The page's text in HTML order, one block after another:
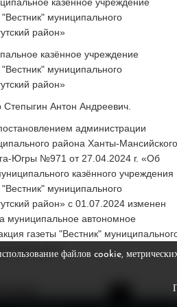
казённое учреждение
муниципального
район»
казённое учреждение
муниципального
район»
Степыгин Антон Андреевич.
администрации
района Ханты-Мансийского
Югры №971 от 27.04.2024 г. «Об
казённого учреждения
муниципального
район» с 01.07.2024 изменен
муниципальное автономное
газеты "Вестник"
район»
файлов cookie,